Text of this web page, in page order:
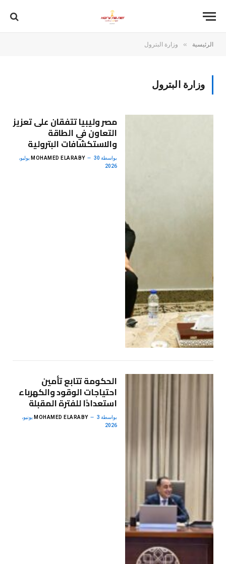
الرئيسية » وزارة البترول
وزارة البترول
مصر وليبيا تتفقان على تعزيز
التعاون في الطاقة
والاستكشافات البترولية
بواسطة MOHAMED ELARABY 30 يوليو،
2026
الحكومة تتابع تأمين
احتياجات الوقود والكهرباء
استعدادًا للفترة المقبلة
بواسطة MOHAMED ELARABY 3 يونيو،
2026